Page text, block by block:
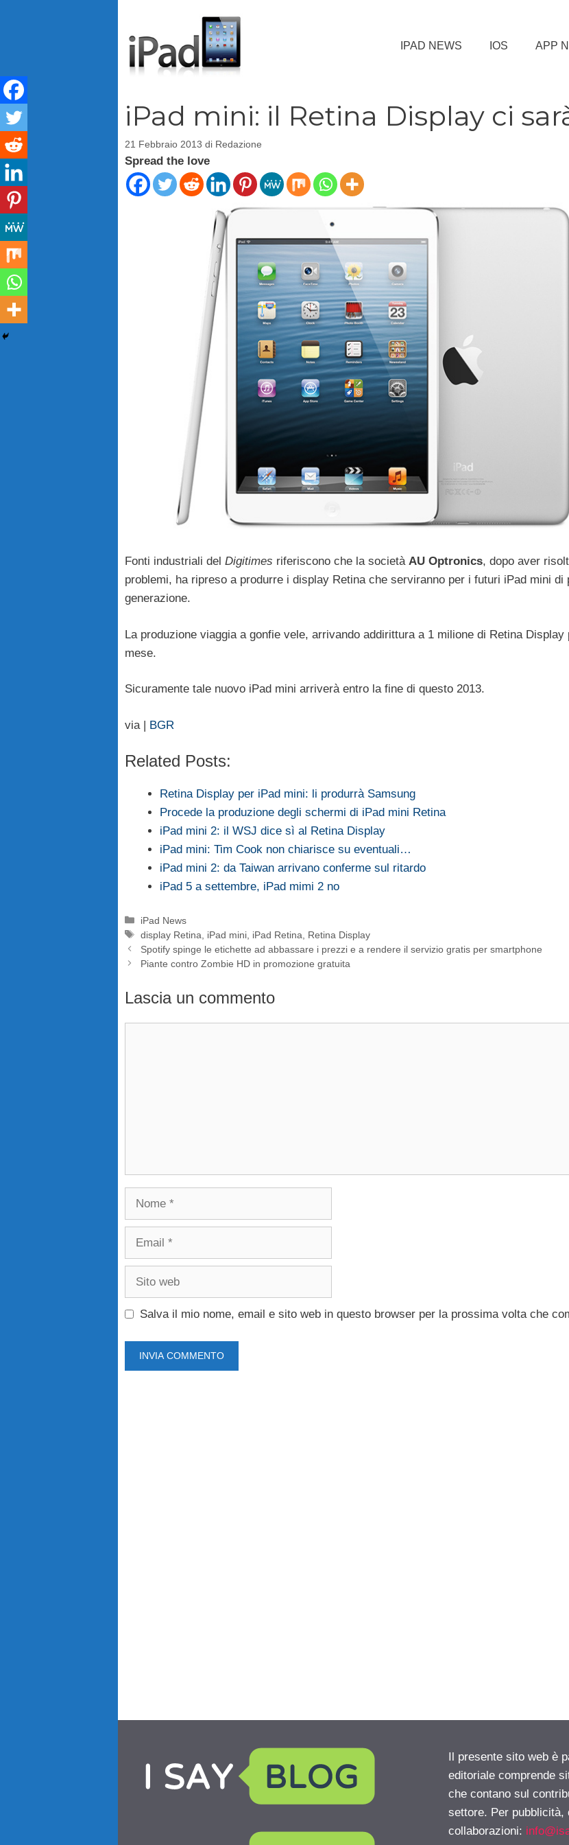
IPAD NEWS IOS APP
iPad mini: il Retina Display ci
21 Febbraio 2013 di Redazione
Spread the love
Fonti industriali del Digitimes riferiscono che la società AU Optronics, dopo aver
problemi, ha ripreso a produrre i display Retina che serviranno per i futuri iPad mini di
generazione.
La produzione viaggia a gonfie vele, arrivando addirittura a 1 milione di Retina Display
mese.
Sicuramente tale nuovo iPad mini arriverà entro la fine di questo 2013.
via | BGR
Related Posts:
Retina Display per iPad mini: li produrrà Samsung
Procede la produzione degli schermi di iPad mini Retina
iPad mini 2: il WSJ dice sì al Retina Display
iPad mini: Tim Cook non chiarisce su eventuali…
iPad mini 2: da Taiwan arrivano conferme sul ritardo
iPad 5 a settembre, iPad mimi 2 no
Categorie
iPad News
Tag
display Retina iPad mini iPad Retina
Retina Display
Spotify spinge le etichette ad abbassare i prezzi e a rendere il servizio gratis per smartphone
Piante contro Zombie HD in promozione gratuita
Lascia un commento
Nome
Email
Sito
Salva il mio nome, email e sito web in questo browser per la prossima volta che
Il presente sito web è
editoriale comprende
che contano sul
settore. Per pubblicità,
collaborazioni: